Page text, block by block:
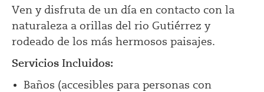
Ven y disfruta de un día en contacto con la
naturaleza a orillas del rio Gutiérrez y
rodeado de los más hermosos paisajes.
Servicios Incluidos:
Baños (accesibles para personas con